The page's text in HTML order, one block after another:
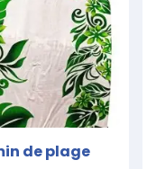
de plage